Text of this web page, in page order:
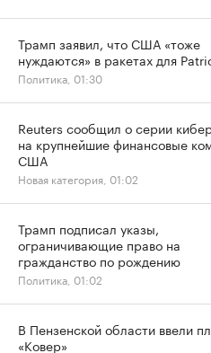
Трамп заявил, что США «тоже
нуждаются» в ракетах для
Политика, 01:30
Reuters сообщил о серии
на крупнейшие финансовые
США
Новая категория, 01:02
Трамп подписал указы,
ограничивающие право на
гражданство по рождению
Политика, 01:02
В Пензенской области ввели
«Ковер»